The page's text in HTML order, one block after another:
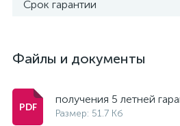
Срок гарантии
Файлы и документы
получения 5 летней
Размер: 51.7 Кб